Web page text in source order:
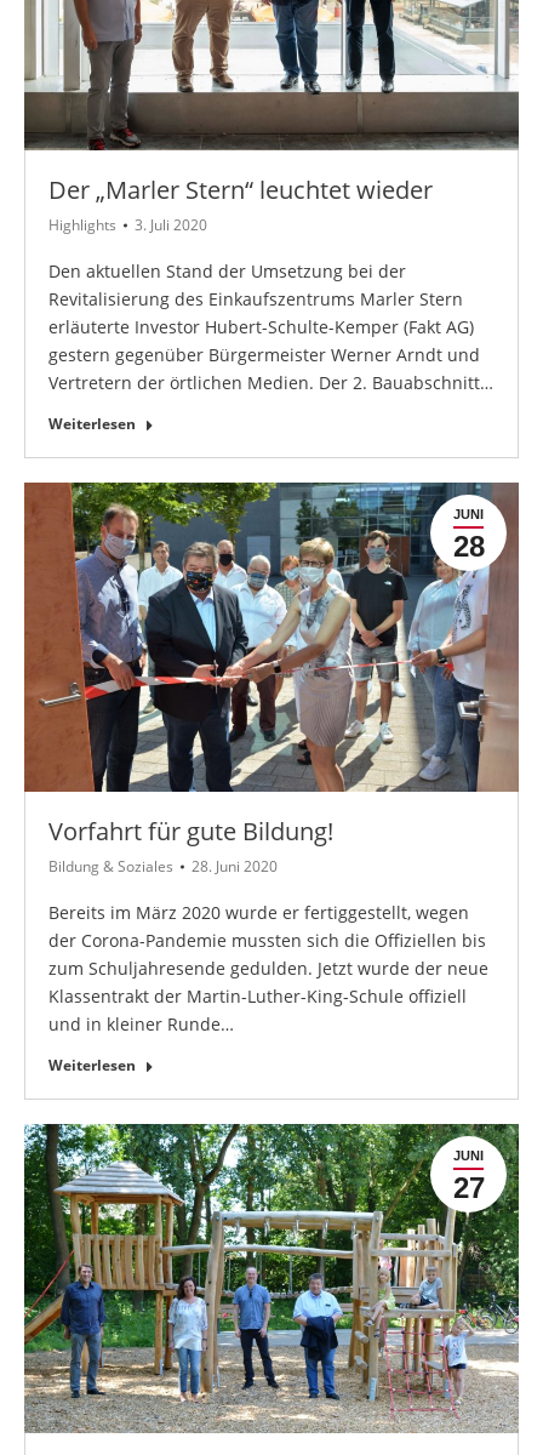
Der „Marler Stern“ leuchtet wieder
Highlights 3. Juli 2020
Den aktuellen Stand der Umsetzung bei der
Revitalisierung des Einkaufszentrums Marler Stern
erläuterte Investor Hubert-Schulte-Kemper (Fakt AG)
gestern gegenüber Bürgermeister Werner Arndt und
Vertretern der örtlichen Medien. Der 2. Bauabschnitt…
Weiterlesen
JUNI
28
Vorfahrt für gute Bildung!
Bildung & Soziales 28. Juni 2020
Bereits im März 2020 wurde er fertiggestellt, wegen
der Corona-Pandemie mussten sich die Offiziellen bis
zum Schuljahresende gedulden. Jetzt wurde der neue
Klassentrakt der Martin-Luther-King-Schule offiziell
und in kleiner Runde…
Weiterlesen
JUNI
27